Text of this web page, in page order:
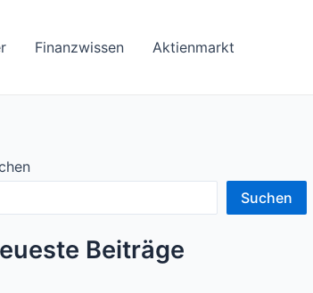
Finanzwissen Aktienmarkt
Suchen
Beiträge